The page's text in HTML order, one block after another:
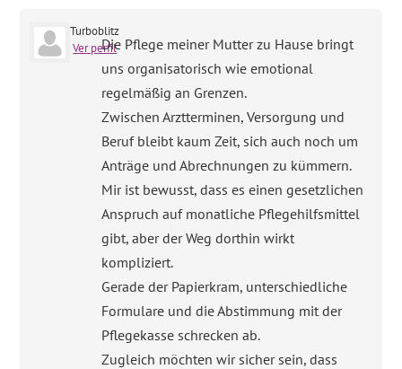
Turboblitz
Ver perfilDie Pflege meiner Mutter zu Hause bringt
uns organisatorisch wie emotional
regelmäßig an Grenzen.
Zwischen Arztterminen, Versorgung und
Beruf bleibt kaum Zeit, sich auch noch um
Anträge und Abrechnungen zu kümmern.
Mir ist bewusst, dass es einen gesetzlichen
Anspruch auf monatliche Pflegehilfsmittel
gibt, aber der Weg dorthin wirkt
kompliziert.
Gerade der Papierkram, unterschiedliche
Formulare und die Abstimmung mit der
Pflegekasse schrecken ab.
Zugleich möchten wir sicher sein, dass